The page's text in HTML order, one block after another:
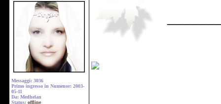
Messaggi: 3036
Primo ingresso in Numenor: 2003-
05-11
Da: Medhelan
Status: offline